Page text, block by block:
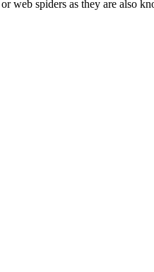
spiders as they are also